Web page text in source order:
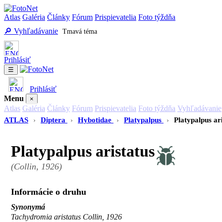
Atlas Galéria Články Fórum Prispievatelia Foto týždňa
🔎 Vyhľadávanie Tmavá téma
Prihlásiť
☰
Prihlásiť
Menu
×
Atlas Galéria Články Fórum Prispievatelia Foto týždňa Vyhľadávanie
ATLAS
› Diptera › Hybotidae › Platypalpus › Platypalpus
Platypalpus aristatus
(Collin, 1926)
Informácie o druhu
Synonymá
Tachydromia aristatus Collin, 1926